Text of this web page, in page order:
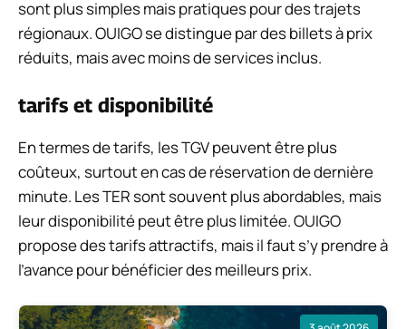
sont plus simples mais pratiques pour des trajets
régionaux. OUIGO se distingue par des billets à prix
réduits, mais avec moins de services inclus.
tarifs et disponibilité
En termes de tarifs, les TGV peuvent être plus
coûteux, surtout en cas de réservation de dernière
minute. Les TER sont souvent plus abordables, mais
leur disponibilité peut être plus limitée. OUIGO
propose des tarifs attractifs, mais il faut s’y prendre à
l’avance pour bénéficier des meilleurs prix.